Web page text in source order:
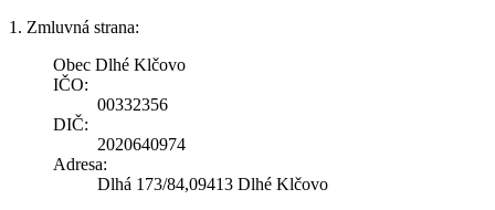
1. Zmluvná strana:
Obec Dlhé Klčovo
IČO:
00332356
DIČ:
2020640974
Adresa:
Dlhá 173/84,09413 Dlhé Klčovo